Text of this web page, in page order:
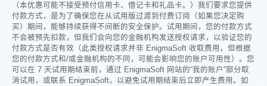
（本优惠可能不接受预付信用卡、借记卡和礼品卡。）我们要求您提供
付款方式，是为了确保您在从试用版过渡到付费订阅（如果您决定购
买）期间，能够持续获得不间断的安全保护。试用期间，您的付款方式
不会被预先扣款，但我们会向您的金融机构发送授权请求，以验证您的
付款方式是否有效（此类授权请求并非 EnigmaSoft 收取费用，但根据
您的付款方式和/或金融机构的不同，可能会影响您的账户可用性）。您
可以在 7 天试用期结束前，通过 EnigmaSoft 网站的“我的账户”部分取
消试用，或联系 EnigmaSoft，以避免试用期结束后立即产生费用。如